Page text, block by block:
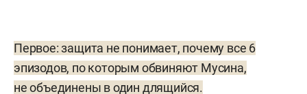
Первое: защита не понимает, почему все 6
эпизодов, по которым обвиняют Мусина,
не объединены в один длящийся.